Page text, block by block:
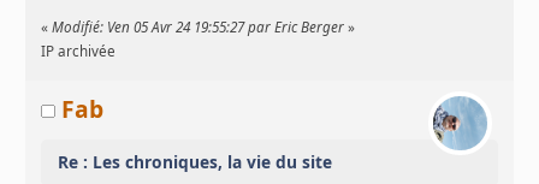
«Modifié: Ven 05 Avr 24 19:55:27 par Eric Berger »
IP archivée
Fab
Re : Les chroniques, la vie du site